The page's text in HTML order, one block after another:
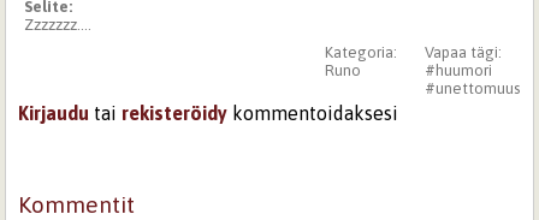
Selite:
Zzzzzzz....
Vapaa tägi:
#huumori
#unettomuus
Kategoria:
Runo
Kirjaudu tai rekisteröidy kommentoidaksesi
Kommentit